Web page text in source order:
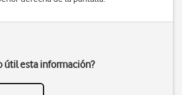
útil esta información?